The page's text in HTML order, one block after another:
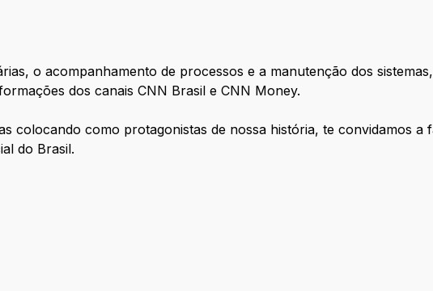
o acompanhamento de processos e a manutenção dos
dos canais CNN Brasil e CNN Money.
colocando como protagonistas de nossa história, te convidamos a
do Brasil.